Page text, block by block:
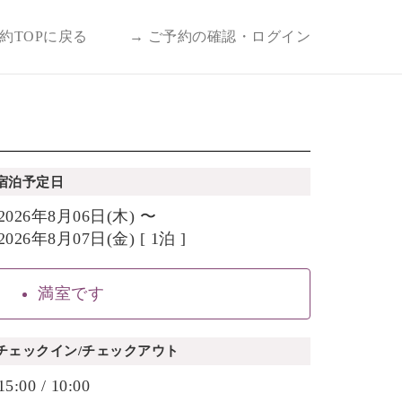
TOPに戻る → ご予約の確認・ログイン
泊予定日
年8月06日(木) 〜
年8月07日(金) [ 1泊 ]
満室です
ェックイン/チェックアウト
/ 10:00